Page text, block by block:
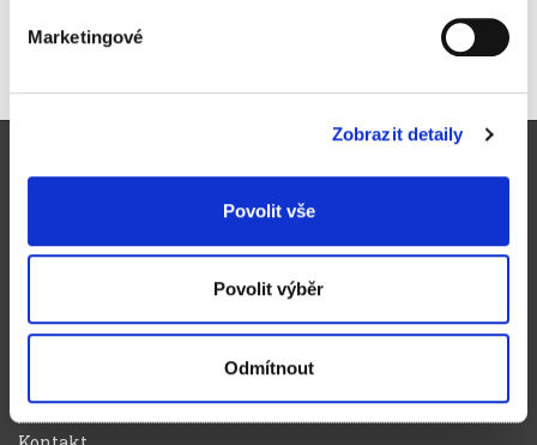
Marketingové
Zobrazit detaily
Povolit vše
Povolit výběr
Odmítnout
Způsoby doručení a platby
Výhody registrace
Magazín zelená kancelář